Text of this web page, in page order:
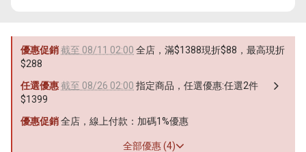
優惠促銷截至 08/11 02:00 全店，滿$1388現折$88，最高現折
$288
任選優惠截至 08/26 02:00 指定商品，任選優惠:任選2件
$1399
優惠促銷全店，線上付款：加碼1%優惠
全部優惠 (4)